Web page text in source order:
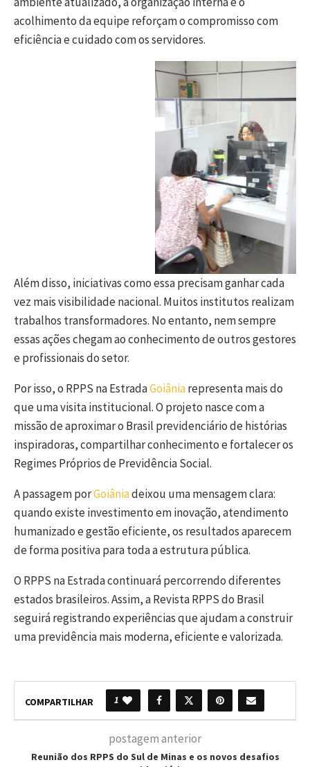
acolhimento da equipe reforçam o compromisso com
eficiência e cuidado com os servidores.
Além disso, iniciativas como essa precisam ganhar cada
vez mais visibilidade nacional. Muitos institutos realizam
trabalhos transformadores. No entanto, nem sempre
essas ações chegam ao conhecimento de outros gestores
e profissionais do setor.
Por isso, o RPPS na EstradaGoiâniarepresenta mais do
que uma visita institucional. O projeto nasce com a
missão de aproximar o Brasil previdenciário de histórias
inspiradoras, compartilhar conhecimento e fortalecer os
Regimes Próprios de Previdência Social.
A passagem porGoiâniadeixou uma mensagem clara:
quando existe investimento em inovação, atendimento
humanizado e gestão eficiente, os resultados aparecem
de forma positiva para toda a estrutura pública.
O RPPS na Estrada continuará percorrendo diferentes
estados brasileiros. Assim, a Revista RPPS do Brasil
seguirá registrando experiências que ajudam a construir
uma previdência mais moderna, eficiente e valorizada.
COMPARTILHAR 1
postagem anterior
Reunião dos RPPS do Sul de Minas e os novos desafios